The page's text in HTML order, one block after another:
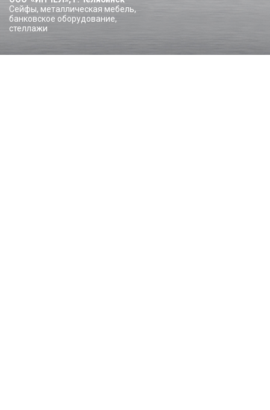
Сейфы, металлическая мебель,
банковское оборудование,
стеллажи